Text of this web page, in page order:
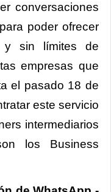
conversaciones
poder ofrecer
y sin límites de
empresas que
el pasado 18 de
este servicio
intermediarios
los Business